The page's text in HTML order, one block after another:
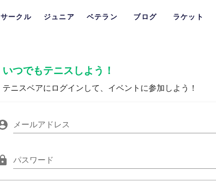
サークル ジュニア ベテラン ブログ ラケット
いつでもテニスしよう！
テニスベアにログインして、イベントに参加しよう！
メールアドレス
パスワード